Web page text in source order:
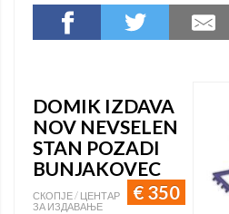
DOMIK IZDAVA
NOV NEVSELEN
STAN POZADI
BUNJAKOVEC
СКОПЈЕ / ЦЕНТАР € 350
ЗА ИЗДАВАЊЕ